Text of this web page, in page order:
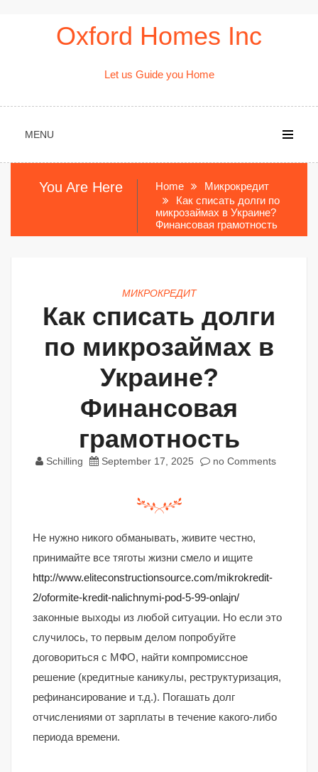
Oxford Homes Inc
Let us Guide you Home
MENU
You Are Here Home
Микрокредит
Как списать долги по
микрозаймах в Украине?
Финансовая грамотность
МИКРОКРЕДИТ
Как списать долги
по микрозаймах в
Украине?
Финансовая
грамотность
Schilling September 17, 2025 no Comments
Не нужно никого обманывать, живите честно,
принимайте все тяготы жизни смело и ищите
http://www.eliteconstructionsource.com/mikrokredit-
2/oformite-kredit-nalichnymi-pod-5-99-onlajn/
законные выходы из любой ситуации. Но если это
случилось, то первым делом попробуйте
договориться с МФО, найти компромиссное
решение (кредитные каникулы, реструктуризация,
рефинансирование и т.д.). Погашать долг
отчислениями от зарплаты в течение какого-либо
периода времени.